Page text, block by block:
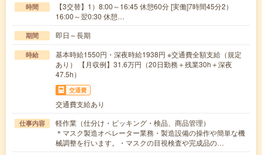
時間
【3交替】1）8:00～16:45 休憩60分 [実働]7時間45分2）
16:00～翌0:30 休憩…
期間 即日～長期
時給
基本時給1550円・深夜時給1938円 ※交通費全額支給（規定
あり） 【月収例】31.6万円（20日勤務＋残業30h＋深夜
47.5h）
交通費
交通費支給あり
仕事内容
軽作業（仕分け・ピッキング・検品、商品管理）
＊マスク製造オペレーター業務・製造設備の操作や簡単な機
械調整を行います。・マスクの目視検査や完成品の…